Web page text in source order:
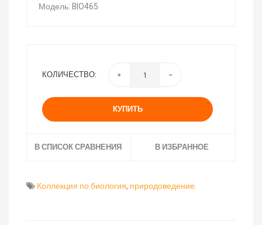
Модель: BIO465
КОЛИЧЕСТВО:
КУПИТЬ
В СПИСОК СРАВНЕНИЯ В ИЗБРАННОЕ
Коллекция по биология, природоведение.